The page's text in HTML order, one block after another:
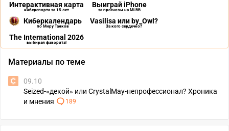
Интерактивная карта
киберспорта за 15 лет
Выиграй iPhone
за прогнозы на MLBB
Киберкалендарь
по Миру Танков
Vasilisa или by_Owl?
За кого сердечко?
The International 2026
выбирай фаворита!
Материалы по теме
09.10
Seized-«декой» или CrystalMay-непрофессионал? Хроника
и мнения
189